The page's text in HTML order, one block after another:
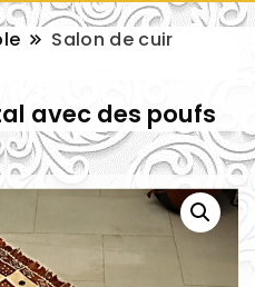
Salon de cuir
avec des poufs